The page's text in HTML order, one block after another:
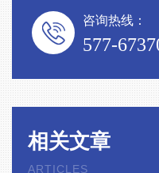
咨询热线：
577-
相关文章
ARTICLES